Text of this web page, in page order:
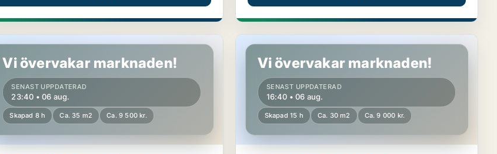
i Huddinge, Trångsund
Vi övervakar marknaden!
SENAST UPPDATERAD
23:40 • 06 aug.
Skapad 8 h Ca. 35 m2 Ca. 9 500 kr.
Lägenhet i Huddinge, Segeltorp
Vi övervakar marknaden!
SENAST UPPDATERAD
16:40 • 06 aug.
Skapad 15 h Ca. 30 m2 Ca. 9 000 kr.